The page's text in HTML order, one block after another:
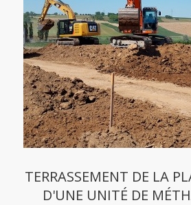
TERRASSEMENT DE LA
D'UNE UNITÉ DE